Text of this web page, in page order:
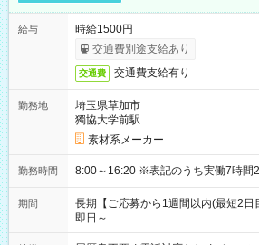
給与
時給1500円
交通費別途支給あり
交通費 交通費支給有り
勤務地
埼玉県草加市
獨協大学前駅
素材系メーカー
勤務時間 8:00～16:20 ※表記のうち実働7時
期間
長期【ご応募から1週間以内(最短2日
即日～